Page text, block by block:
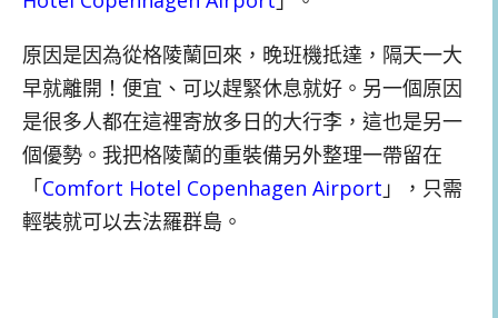
原因是因為從格陵蘭回來，晚班機抵達，隔天一大
早就離開！便宜、可以趕緊休息就好。另一個原因
是很多人都在這裡寄放多日的大行李，這也是另一
個優勢。我把格陵蘭的重裝備另外整理一帶留在
「Comfort Hotel Copenhagen Airport 」，只需
輕裝就可以去法羅群島。